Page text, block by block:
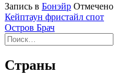
Запись в Бонэйр Отмечено
Навигация
по
записям
Кейптаун фристайл спот
Остров Брач
Найти:
Страны